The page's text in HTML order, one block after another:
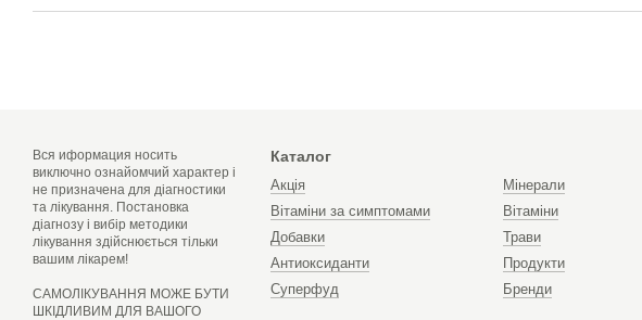
Вся иформация носить
виключно ознайомчий характер і
не призначена для діагностики
та лікування. Постановка
діагнозу і вибір методики
лікування здійснюється тільки
вашим лікарем!
САМОЛІКУВАННЯ МОЖЕ БУТИ
ШКІДЛИВИМ ДЛЯ ВАШОГО
Каталог
Акція
Вітаміни за симптомами
Добавки
Антиоксиданти
Суперфуд
Мінерали
Вітаміни
Трави
Продукти
Бренди